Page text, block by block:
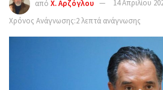
από Χ. Αρζόγλου
14 Απριλίου
Χρόνος Ανάγνωσης:2 λεπτά ανάγνωσης